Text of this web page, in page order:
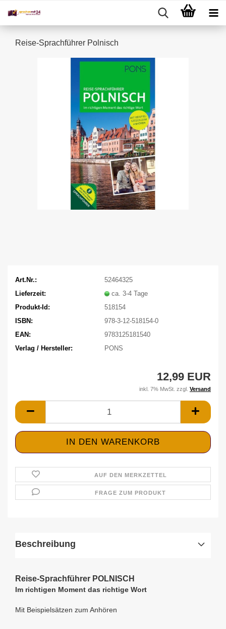
Reise-Sprachführer Polnisch
Art.Nr.:
52464325
Lieferzeit:
ca. 3-4 Tage
Produkt-Id:
518154
ISBN:
978-3-12-518154-0
EAN:
9783125181540
Verlag / Hersteller:
PONS
12,99 EUR
inkl. 7% MwSt. zzgl. Versand
AUF DEN MERKZETTEL
FRAGE ZUM PRODUKT
Beschreibung
Reise-Sprachführer POLNISCH
Im richtigen Moment das richtige Wort
Mit Beispielsätzen zum Anhören